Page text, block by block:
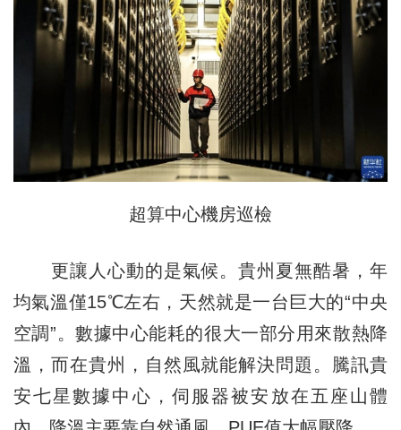
超算中心機房巡檢
更讓人心動的是氣候。貴州夏無酷暑，年
均氣溫僅15℃左右，天然就是一台巨大的“中央
空調”。數據中心能耗的很大一部分用來散熱降
溫，而在貴州，自然風就能解決問題。騰訊貴
安七星數據中心，伺服器被安放在五座山體